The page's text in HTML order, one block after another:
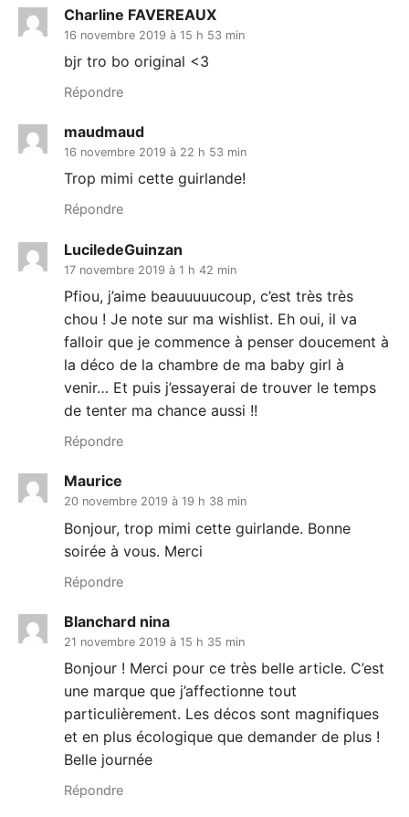
Charline FAVEREAUX
16 novembre 2019 à 15 h 53 min
bjr tro bo original <3
Répondre
maudmaud
16 novembre 2019 à 22 h 53 min
Trop mimi cette guirlande!
Répondre
LuciledeGuinzan
17 novembre 2019 à 1 h 42 min
Pfiou, j’aime beauuuuucoup, c’est très très
chou ! Je note sur ma wishlist. Eh oui, il va
falloir que je commence à penser doucement à
la déco de la chambre de ma baby girl à
venir… Et puis j’essayerai de trouver le temps
de tenter ma chance aussi !!
Répondre
Maurice
20 novembre 2019 à 19 h 38 min
Bonjour, trop mimi cette guirlande. Bonne
soirée à vous. Merci
Répondre
Blanchard nina
21 novembre 2019 à 15 h 35 min
Bonjour ! Merci pour ce très belle article. C’est
une marque que j’affectionne tout
particulièrement. Les décos sont magnifiques
et en plus écologique que demander de plus !
Belle journée
Répondre